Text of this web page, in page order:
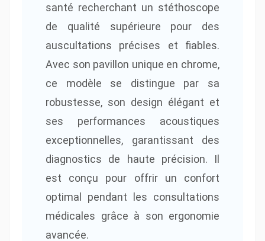
santé recherchant un stéthoscope
de qualité supérieure pour des
auscultations précises et fiables.
Avec son pavillon unique en chrome,
ce modèle se distingue par sa
robustesse, son design élégant et
ses performances acoustiques
exceptionnelles, garantissant des
diagnostics de haute précision. Il
est conçu pour offrir un confort
optimal pendant les consultations
médicales grâce à son ergonomie
avancée.